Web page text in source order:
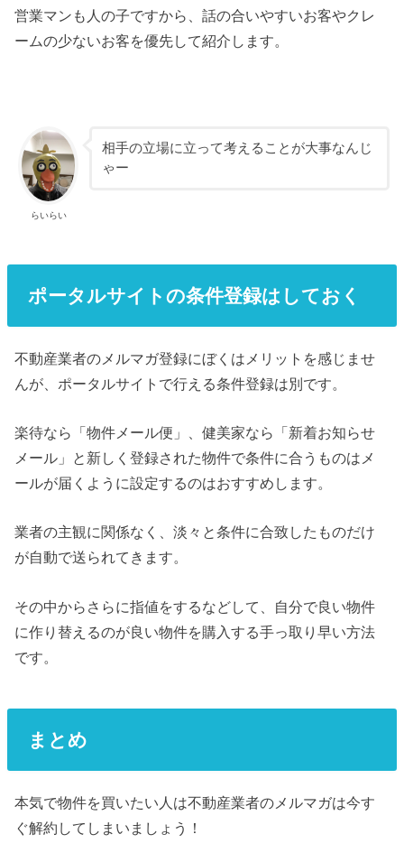
営業マンも人の子ですから、話の合いやすいお客やクレ
ームの少ないお客を優先して紹介します。
らいらい
相手の立場に立って考えることが大事なんじ
ゃー
ポータルサイトの条件登録はしておく
不動産業者のメルマガ登録にぼくはメリットを感じませ
んが、ポータルサイトで行える条件登録は別です。
楽待なら「物件メール便」、健美家なら「新着お知らせ
メール」と新しく登録された物件で条件に合うものはメ
ールが届くように設定するのはおすすめします。
業者の主観に関係なく、淡々と条件に合致したものだけ
が自動で送られてきます。
その中からさらに指値をするなどして、自分で良い物件
に作り替えるのが良い物件を購入する手っ取り早い方法
です。
まとめ
本気で物件を買いたい人は不動産業者のメルマガは今す
ぐ解約してしまいましょう！